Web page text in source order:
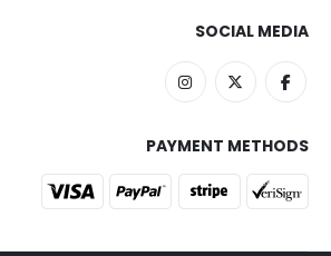
SOCIAL MEDIA
PAYMENT METHODS